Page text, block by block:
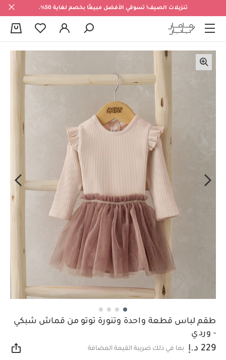
تنزيلات الصيف! تسوقي الأفضل مبيعًا بخصم لغاية 50%.
طقم لباس قطعة واحدة وتنورة توتو من قماش شبكي
- وردي
229 د.إ بما في ذلك ضريبة القيمة المضافة